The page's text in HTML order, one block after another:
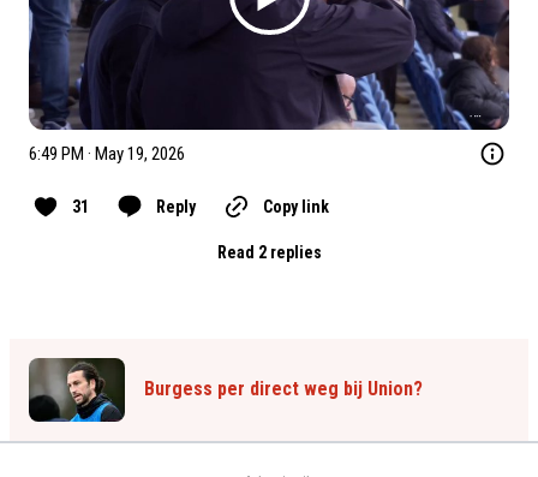
6:49 PM · May 19, 2026
31 Reply Copy link
Read 2 replies
Burgess per direct weg bij Union?